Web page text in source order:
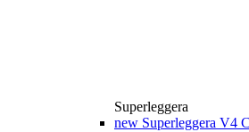
Superleggera
new Superleggera V4